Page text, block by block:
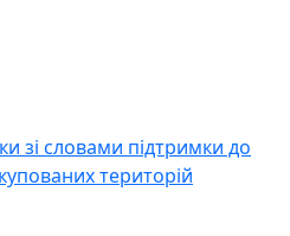
зі словами підтримки до
територій